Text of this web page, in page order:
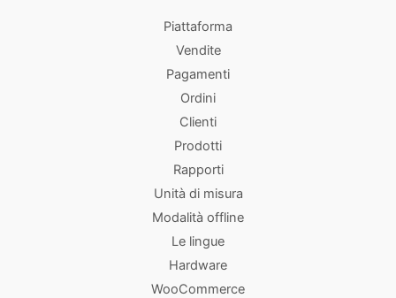
Piattaforma
Vendite
Pagamenti
Ordini
Clienti
Prodotti
Rapporti
Unità di misura
Modalità offline
Le lingue
Hardware
WooCommerce